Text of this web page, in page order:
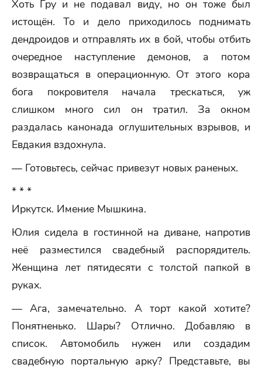
Хоть Гру и не подавал виду, но он тоже был
истощён. То и дело приходилось поднимать
дендроидов и отправлять их в бой, чтобы отбить
очередное наступление демонов, а потом
возвращаться в операционную. От этого кора
бога покровителя начала трескаться, уж
слишком много сил он тратил. За окном
раздалась канонада оглушительных взрывов, и
Евдакия вздохнула.
— Готовьтесь, сейчас привезут новых раненых.
* * *
Иркутск. Имение Мышкина.
Юлия сидела в гостинной на диване, напротив
неё разместился свадебный распорядитель.
Женщина лет пятидесяти с толстой папкой в
руках.
— Ага, замечательно. А торт какой хотите?
Понятненько. Шары? Отлично. Добавляю в
список. Автомобиль нужен или создадим
свадебную портальную арку? Представьте, вы